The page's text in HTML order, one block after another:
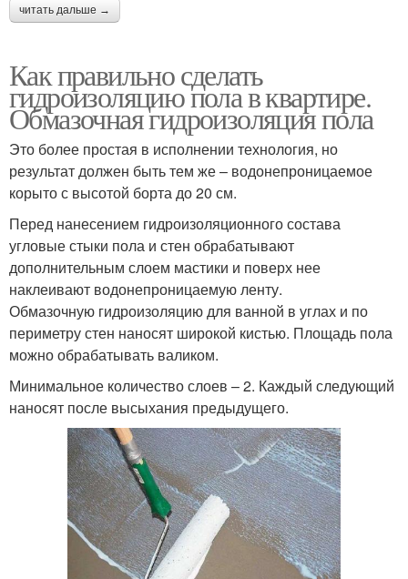
читать дальше →
Как правильно сделать
гидроизоляцию пола в квартире.
Обмазочная гидроизоляция пола
Это более простая в исполнении технология, но
результат должен быть тем же – водонепроницаемое
корыто с высотой борта до 20 см.
Перед нанесением гидроизоляционного состава
угловые стыки пола и стен обрабатывают
дополнительным слоем мастики и поверх нее
наклеивают водонепроницаемую ленту.
Обмазочную гидроизоляцию для ванной в углах и по
периметру стен наносят широкой кистью. Площадь пола
можно обрабатывать валиком.
Минимальное количество слоев – 2. Каждый следующий
наносят после высыхания предыдущего.